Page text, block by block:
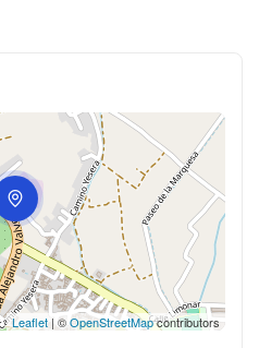
Leaflet | ©OpenStreetMapcontributors